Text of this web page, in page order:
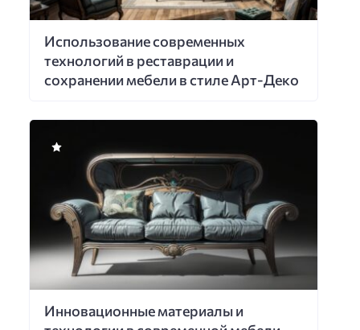
Использование современных
технологий в реставрации и
сохранении мебели в стиле Арт-Деко
Инновационные материалы и